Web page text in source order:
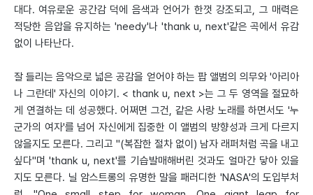
대다. 여유로운 공간감 덕에 음색과 언어가 한껏 강조되고, 그 매력은
적당한 음압을 유지하는 'needy'나 'thank u, next'같은 곡에서 유감
없이 나타난다.
잘 들리는 음악으로 넓은 공감을 얻어야 하는 팝 앨범의 의무와 '아리아
나 그란데' 자신의 이야기. < thank u, next >는 그 두 영역을 절묘하
게 연결하는 데 성공했다. 어쩌면 그건, 같은 사랑 노래를 하면서도 '누
군가의 여자'를 넘어 자신에게 집중한 이 앨범의 방향성과 크게 다르지
않을지도 모른다. 그리고 "(복잡한 절차 없이) 남자 래퍼처럼 곡을 내고
싶다"며 'thank u, next'를 기습발매해버린 것과도 얼마간 닿아 있을
지도 모른다. 닐 암스트롱의 유명한 말을 패러디한 'NASA'의 도입부처